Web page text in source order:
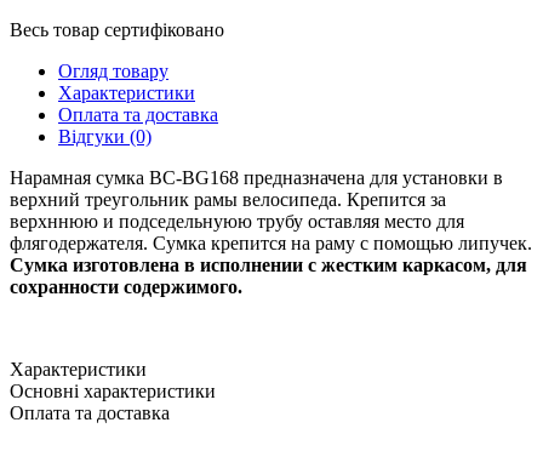
Весь товар сертифіковано
Огляд товару
Характеристики
Оплата та доставка
Відгуки (0)
Нарамная сумка BC-BG168 предназначена для установки в
верхний треугольник рамы велосипеда. Крепится за
верхннюю и подседельнуюю трубу оставляя место для
флягодержателя. Сумка крепится на раму с помощью липучек.
Сумка изготовлена в исполнении с жестким каркасом, для
сохранности содержимого.
Характеристики
Основні характеристики
Оплата та доставка